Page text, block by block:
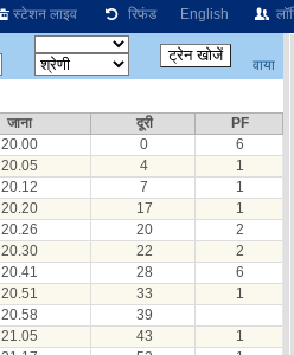
स्टेशन लाइव रिफंड English
वाया
जाना दूरी
PF
20.00 0
6
20.05 4
1
20.12 7
1
20.20 17
1
20.26 20
2
20.30 22
2
20.41 28
6
20.51 33
1
20.58
39
21.05 43
1